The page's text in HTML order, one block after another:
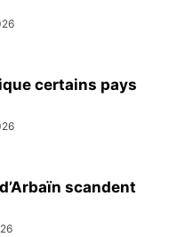
certains pays
scandent